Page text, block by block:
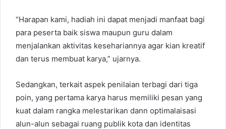
“Harapan kami, hadiah ini dapat menjadi manfaat bagi
para peserta baik siswa maupun guru dalam
menjalankan aktivitas kesehariannya agar kian kreatif
dan terus membuat karya,” ujarnya.
Sedangkan, terkait aspek penilaian terbagi dari tiga
poin, yang pertama karya harus memiliki pesan yang
kuat dalam rangka melestarikan dann optimalaisasi
alun-alun sebagai ruang publik kota dan identitas